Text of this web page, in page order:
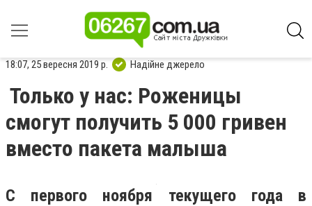
18:07, 25 вересня 2019 р. Надійне джерело
Только у нас: Роженицы
смогут получить 5 000 гривен
вместо пакета малыша
С первого ноября текущего года в